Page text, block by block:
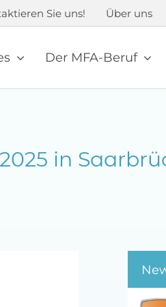
Sie uns! Über uns
Der MFA-Beruf
in